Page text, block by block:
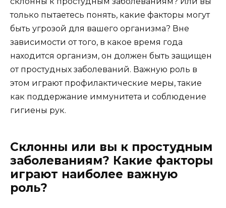
только пытаетесь понять, какие факторы могут
быть угрозой для вашего организма? Вне
зависимости от того, в какое время года
находится организм, он должен быть защищен
от простудных заболеваний. Важную роль в
этом играют профилактические меры, такие
как поддержание иммунитета и соблюдение
гигиены рук.
Склонны или вы к простудным
заболеваниям? Какие факторы
играют наиболее важную
роль?